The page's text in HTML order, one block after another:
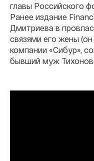
главы Российского
Ранее издание
Дмитриева в
связями его жены
компании «Сибур»,
бывший муж